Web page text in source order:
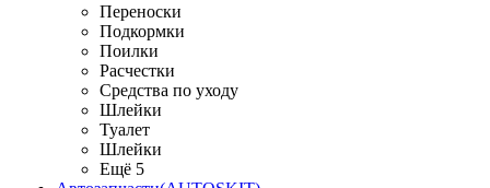
Переноски
Подкормки
Поилки
Расчестки
Средства по уходу
Шлейки
Туалет
Шлейки
Ещё 5